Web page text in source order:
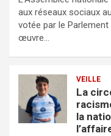
aux réseaux sociaux
votée par le
œuvre…
VEILLE
La
la